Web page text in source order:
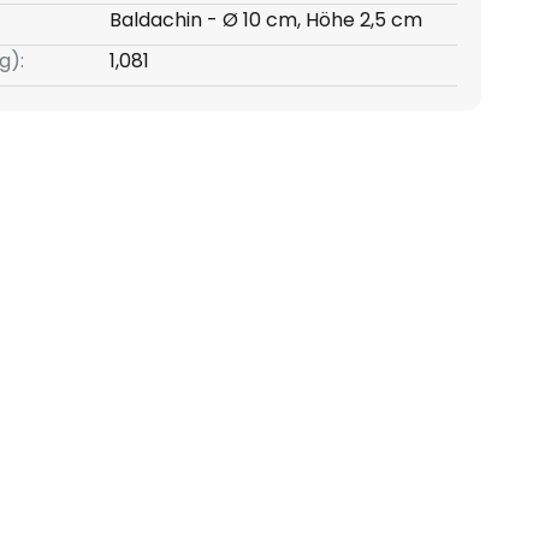
Baldachin - Ø 10 cm, Höhe 2,5 cm
1,081